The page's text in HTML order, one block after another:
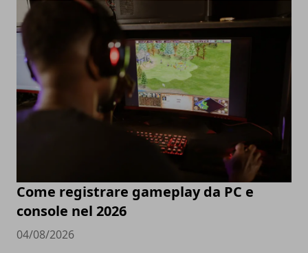
Come registrare gameplay da PC e
console nel 2026
04/08/2026